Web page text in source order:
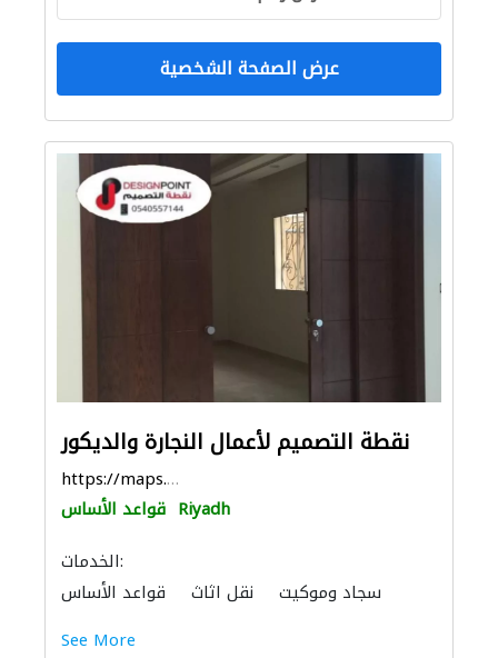
عرض الصفحة الشخصية
نقطة التصميم لأعمال النجارة والديكور
https://maps.app.goo.gl/AaEfb2u1kauCe1j37
قواعد الأساس Riyadh
الخدمات:
قواعد الأساس
نقل اثاث سجاد وموكيت
الأثاث والمفروشات المنزلية
See More